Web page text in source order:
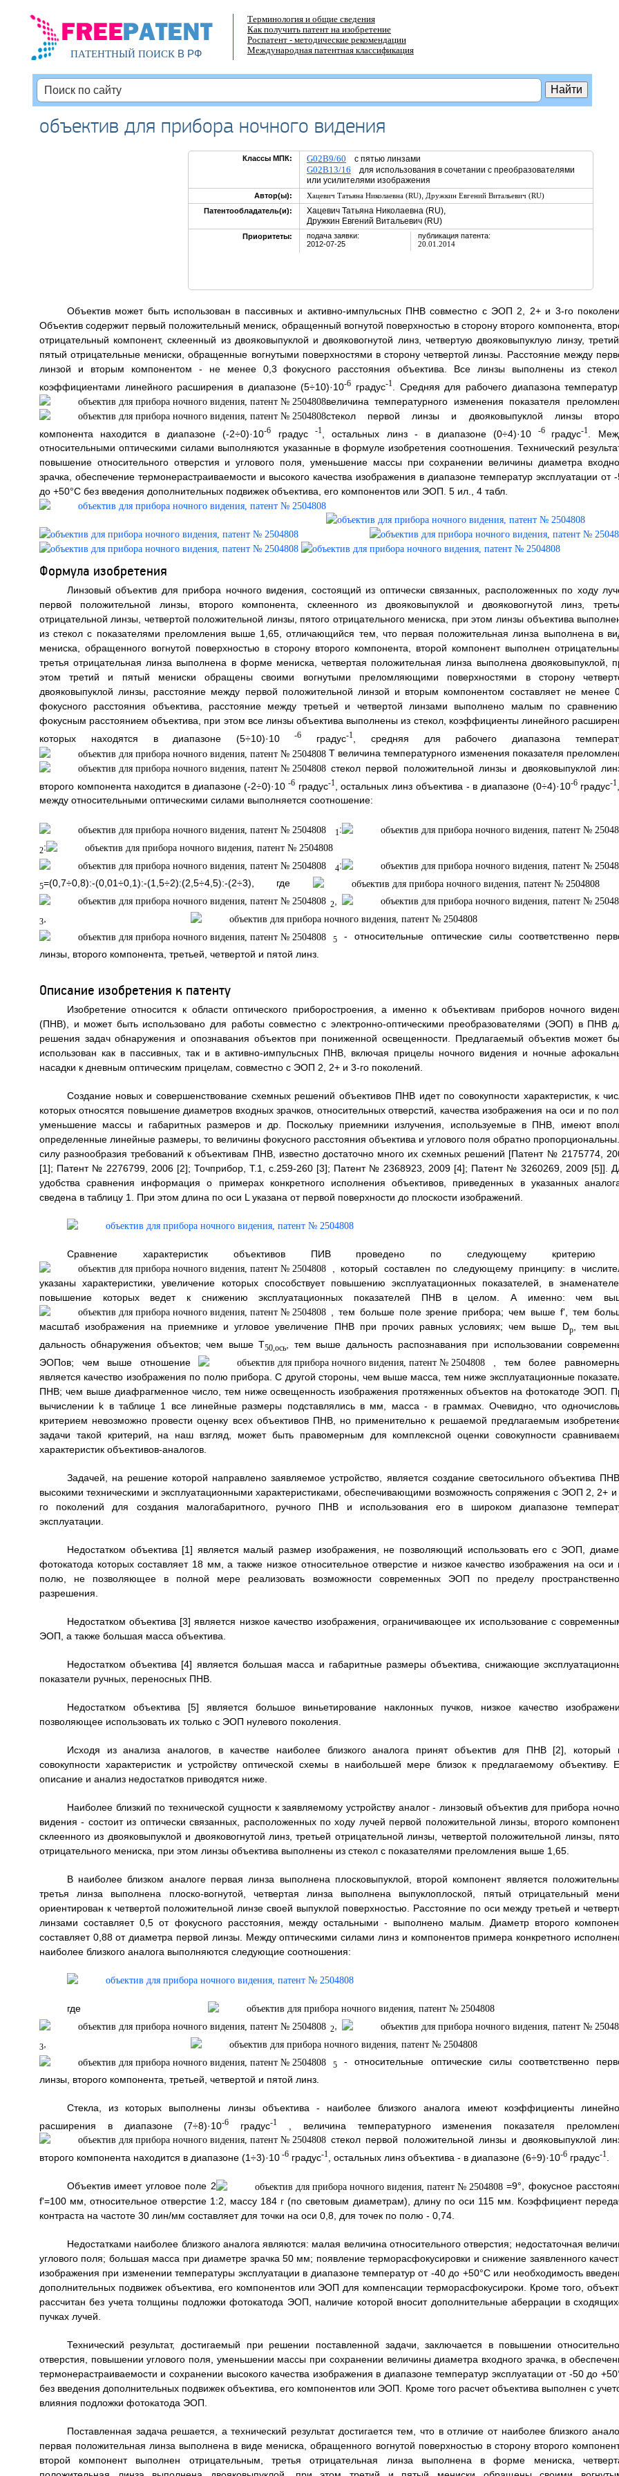
ПАТЕНТНЫЙ ПОИСКВ РФ
Терминология и общие сведения
Как получить патент на изобретение
Роспатент - методические рекомендации
Международная патентная классификация
объектив для прибора ночного видения
Классы МПК: G02B9/60 с пятью линзами
G02B13/16 для использования в сочетании с преобразователями
или усилителями изображения
Автор(ы): Хацевич Татьяна Николаевна (RU), Дружкин Евгений Витальевич (RU)
Патентообладатель(и):
Хацевич Татьяна Николаевна (RU),
Дружкин Евгений Витальевич (RU)
Приоритеты:
подача заявки:
2012-07-25
публикация патента:
20.01.2014
Объектив может быть использован в пассивных и активно-импульсных ПНВ совместно с ЭОП 2, 2+ и 3-го
Объектив содержит первый положительный мениск, обращенный вогнутой поверхностью в сторону второго компонента,
отрицательный компонент, склеенный из двояковыпуклой и двояковогнутой линз, четвертую двояковыпуклую линзу,
пятый отрицательные мениски, обращенные вогнутыми поверхностями в сторону четвертой линзы. Расстояние между
линзой и вторым компонентом - не менее 0,3 фокусного расстояния объектива. Все линзы выполнены из
коэффициентами линейного расширения в диапазоне (5÷10)·10-6 градус-1. Средняя для рабочего диапазона
величина температурного изменения показателя
стекол первой линзы и двояковыпуклой линзы
компонента находится в диапазоне (-2÷0)·10-6 градус -1, остальных линз - в диапазоне (0÷4)·10 -6 градус-1
.
относительными оптическими силами выполняются указанные в формуле изобретения соотношения. Технический
повышение относительного отверстия и углового поля, уменьшение массы при сохранении величины диаметра
зрачка, обеспечение термонерастраиваемости и высокого качества изображения в диапазоне температур эксплуатации от
до +50°C без введения дополнительных подвижек объектива, его компонентов или ЭОП. 5 ил., 4 табл.
Формула изобретения
Линзовый объектив для прибора ночного видения, состоящий из оптически связанных, расположенных по ходу
первой положительной линзы, второго компонента, склеенного из двояковыпуклой и двояковогнутой линз,
отрицательной линзы, четвертой положительной линзы, пятого отрицательного мениска, при этом линзы объектива
из стекол с показателями преломления выше 1,65, отличающийся тем, что первая положительная линза выполнена в
мениска, обращенного вогнутой поверхностью в сторону второго компонента, второй компонент выполнен
третья отрицательная линза выполнена в форме мениска, четвертая положительная линза выполнена двояковыпуклой,
этом третий и пятый мениски обращены своими вогнутыми преломляющими поверхностями в сторону
двояковыпуклой линзы, расстояние между первой положительной линзой и вторым компонентом составляет не менее
фокусного расстояния объектива, расстояние между третьей и четвертой линзами выполнено малым по
фокусным расстоянием объектива, при этом все линзы объектива выполнены из стекол, коэффициенты линейного
которых находятся в диапазоне (5÷10)·10 -6 градус-1, средняя для рабочего диапазона
Т величина температурного изменения показателя
стекол первой положительной линзы и двояковыпуклой
второго компонента находится в диапазоне (-2÷0)·10 -6 градус-1, остальных линз объектива - в диапазоне (0÷4)·10-6градус-1
между относительными оптическими силами выполняется соотношение:
1:
2:
4:
5=(0,7÷0,8):-(0,01÷0,1):-(1,5÷2):(2,5÷4,5):-(2÷3), где
2
3,
5
- относительные оптические силы соответственно
линзы, второго компонента, третьей, четвертой и пятой линз.
Описание изобретения к патенту
Изобретение относится к области оптического приборостроения, а именно к объективам приборов ночного
(ПНВ), и может быть использовано для работы совместно с электронно-оптическими преобразователями (ЭОП) в ПНВ
решения задач обнаружения и опознавания объектов при пониженной освещенности. Предлагаемый объектив может
использован как в пассивных, так и в активно-импульсных ПНВ, включая прицелы ночного видения и ночные
насадки к дневным оптическим прицелам, совместно с ЭОП 2, 2+ и 3-го поколений.
Создание новых и совершенствование схемных решений объективов ПНВ идет по совокупности характеристик, к
которых относятся повышение диаметров входных зрачков, относительных отверстий, качества изображения на оси и по
уменьшение массы и габаритных размеров и др. Поскольку приемники излучения, используемые в ПНВ, имеют
определенные линейные размеры, то величины фокусного расстояния объектива и углового поля обратно
силу разнообразия требований к объективам ПНВ, известно достаточно много их схемных решений [Патент № 2175774,
[1]; Патент № 2276799, 2006 [2]; Точприбор, T.1, c.259-260 [3]; Патент № 2368923, 2009 [4]; Патент № 3260269, 2009 [5]].
удобства сравнения информация о примерах конкретного исполнения объективов, приведенных в указанных
сведена в таблицу 1. При этом длина по оси L указана от первой поверхности до плоскости изображений.
Сравнение характеристик объективов ПИВ проведено по следующему критерию
, который составлен по следующему принципу: в
указаны характеристики, увеличение которых способствует повышению эксплуатационных показателей, в
повышение которых ведет к снижению эксплуатационных показателей ПНВ в целом. А именно: чем
, тем больше поле зрение прибора; чем выше f', тем
масштаб изображения на приемнике и угловое увеличение ПНВ при прочих равных условиях; чем выше Dp
, тем
дальность обнаружения объектов; чем выше T50,ось
, тем выше дальность распознавания при использовании
ЭОПов; чем выше отношение
, тем более
является качество изображения по полю прибора. С другой стороны, чем выше масса, тем ниже эксплуатационные
ПНВ; чем выше диафрагменное число, тем ниже освещенность изображения протяженных объектов на фотокатоде ЭОП.
вычислении k в таблице 1 все линейные размеры подставлялись в мм, масса - в граммах. Очевидно, что
критерием невозможно провести оценку всех объективов ПНВ, но применительно к решаемой предлагаемым
задачи такой критерий, на наш взгляд, может быть правомерным для комплексной оценки совокупности
характеристик объективов-аналогов.
Задачей, на решение которой направлено заявляемое устройство, является создание светосильного объектива
высокими техническими и эксплуатационными характеристиками, обеспечивающими возможность сопряжения с ЭОП 2, 2+ и
го поколений для создания малогабаритного, ручного ПНВ и использования его в широком диапазоне
эксплуатации.
Недостатком объектива [1] является малый размер изображения, не позволяющий использовать его с ЭОП,
фотокатода которых составляет 18 мм, а также низкое относительное отверстие и низкое качество изображения на оси и
полю, не позволяющее в полной мере реализовать возможности современных ЭОП по пределу
разрешения.
Недостатком объектива [3] является низкое качество изображения, ограничивающее их использование с
ЭОП, а также большая масса объектива.
Недостатком объектива [4] является большая масса и габаритные размеры объектива, снижающие
показатели ручных, переносных ПНВ.
Недостатком объектива [5] является большое виньетирование наклонных пучков, низкое качество
позволяющее использовать их только с ЭОП нулевого поколения.
Исходя из анализа аналогов, в качестве наиболее близкого аналога принят объектив для ПНВ [2], который
совокупности характеристик и устройству оптической схемы в наибольшей мере близок к предлагаемому объективу.
описание и анализ недостатков приводятся ниже.
Наиболее близкий по технической сущности к заявляемому устройству аналог - линзовый объектив для прибора
видения - состоит из оптически связанных, расположенных по ходу лучей первой положительной линзы, второго
склеенного из двояковыпуклой и двояковогнутой линз, третьей отрицательной линзы, четвертой положительной линзы,
отрицательного мениска, при этом линзы объектива выполнены из стекол с показателями преломления выше 1,65.
В наиболее близком аналоге первая линза выполнена плосковыпуклой, второй компонент является
третья линза выполнена плоско-вогнутой, четвертая линза выполнена выпуклоплоской, пятый отрицательный
ориентирован к четвертой положительной линзе своей выпуклой поверхностью. Расстояние по оси между третьей и
линзами составляет 0,5 от фокусного расстояния, между остальными - выполнено малым. Диаметр второго
составляет 0,88 от диаметра первой линзы. Между оптическими силами линз и компонентов примера конкретного
наиболее близкого аналога выполняются следующие соотношения:
где
2,
3,
5
- относительные оптические силы соответственно
линзы, второго компонента, третьей, четвертой и пятой линз.
Стекла, из которых выполнены линзы объектива - наиболее близкого аналога имеют коэффициенты
расширения в диапазоне (7÷8)·10-6 градус-1
, величина температурного изменения показателя
стекол первой положительной линзы и двояковыпуклой
второго компонента находится в диапазоне (1÷3)·10-6градус-1, остальных линз объектива - в диапазоне (6÷9)·10-6градус-1.
Объектив имеет угловое поле 2
=9°, фокусное
f'=100 мм, относительное отверстие 1:2, массу 184 г (по световым диаметрам), длину по оси 115 мм. Коэффициент
контраста на частоте 30 лин/мм составляет для точки на оси 0,8, для точек по полю - 0,74.
Недостатками наиболее близкого аналога являются: малая величина относительного отверстия; недостаточная
углового поля; большая масса при диаметре зрачка 50 мм; появление терморасфокусировки и снижение заявленного
изображения при изменении температуры эксплуатации в диапазоне температур от -40 до +50°C или необходимость
дополнительных подвижек объектива, его компонентов или ЭОП для компенсации терморасфокусироки. Кроме того,
рассчитан без учета толщины подложки фотокатода ЭОП, наличие которой вносит дополнительные аберрации в
пучках лучей.
Технический результат, достигаемый при решении поставленной задачи, заключается в повышении
отверстия, повышении углового поля, уменьшении массы при сохранении величины диаметра входного зрачка, в
термонерастраиваемости и сохранении высокого качества изображения в диапазоне температур эксплуатации от -50 до
без введения дополнительных подвижек объектива, его компонентов или ЭОП. Кроме того расчет объектива выполнен с
влияния подложки фотокатода ЭОП.
Поставленная задача решается, а технический результат достигается тем, что в отличие от наиболее близкого
первая положительная линза выполнена в виде мениска, обращенного вогнутой поверхностью в сторону второго
второй компонент выполнен отрицательным, третья отрицательная линза выполнена в форме мениска,